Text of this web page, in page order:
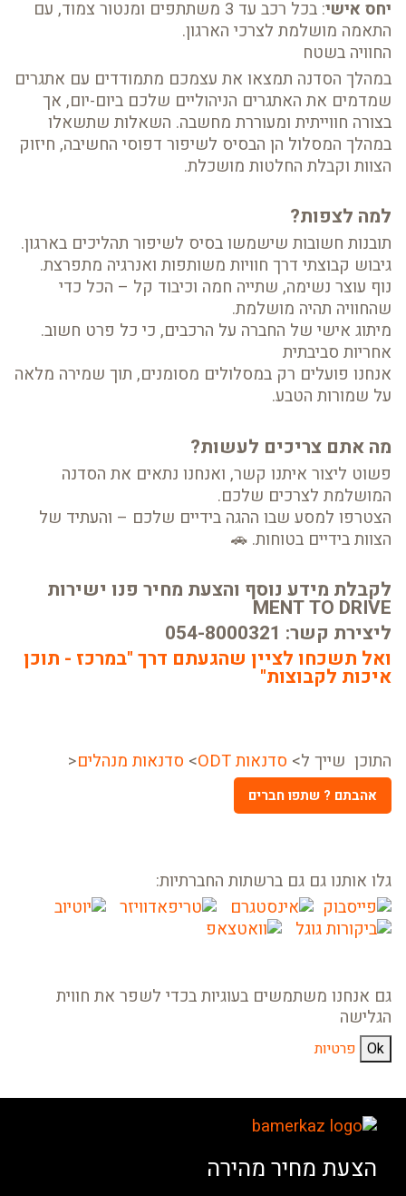
יחס אישי
: בכל רכב עד 3 משתתפים ומנטור צמוד, עם
התאמה מושלמת לצרכי הארגון.
החוויה בשטח
במהלך הסדנה תמצאו את עצמכם מתמודדים עם אתגרים
שמדמים את האתגרים הניהוליים שלכם ביום-יום, אך
בצורה חווייתית ומעוררת מחשבה. השאלות שתשאלו
במהלך המסלול הן הבסיס לשיפור דפוסי החשיבה, חיזוק
הצוות וקבלת החלטות מושכלת.
למה לצפות?
תובנות חשובות שישמשו בסיס לשיפור תהליכים בארגון.
גיבוש קבוצתי דרך חוויות משותפות ואנרגיה מתפרצת.
נוף עוצר נשימה, שתייה חמה וכיבוד קל – הכל כדי
שהחוויה תהיה מושלמת.
מיתוג אישי של החברה על הרכבים, כי כל פרט חשוב.
אחריות סביבתית
אנחנו פועלים רק במסלולים מסומנים, תוך שמירה מלאה
על שמורות הטבע.
מה אתם צריכים לעשות?
פשוט ליצור איתנו קשר, ואנחנו נתאים את הסדנה
המושלמת לצרכים שלכם.
הצטרפו למסע שבו ההגה בידיים שלכם – והעתיד של
הצוות בידיים בטוחות. 🚗
לקבלת מידע נוסף והצעת מחיר פנו ישירות
MENT TO DRIVE
ליצירת קשר: 054-8000321
ואל תשכחו לציין שהגעתם דרך "במרכז - תוכן
איכות לקבוצות"
התוכן שייך ל> סדנאות ODT > סדנאות מנהלים<
אהבתם ? שתפו חברים
גלו אותנו גם גם ברשתות החברתיות:
גם אנחנו משתמשים בעוגיות בכדי לשפר את חווית
הגלישה
Ok פרטיות
הצעת מחיר מהירה